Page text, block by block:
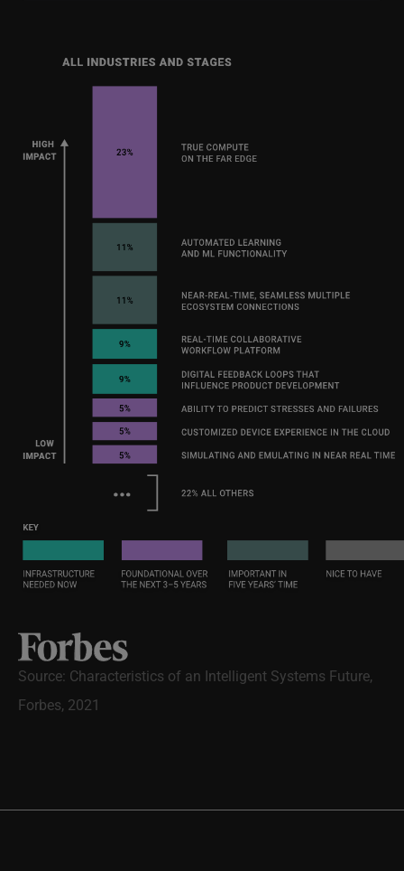
Source: Characteristics of an Intelligent Systems Future,
Forbes, 2021